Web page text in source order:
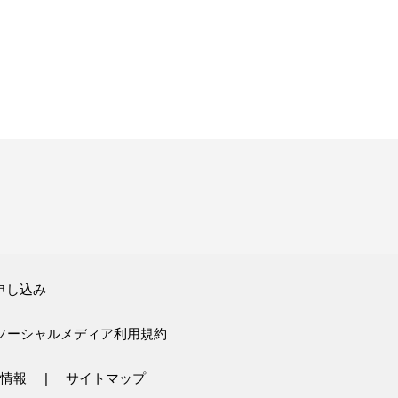
し込み
ーシャルメディア利用規約
報 サイトマップ